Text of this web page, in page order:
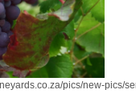
pics/new-pics/